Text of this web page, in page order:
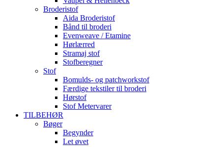
Broderistof
Aida Broderistof
Bånd til broderi
Evenweave / Etamine
Hørlærred
Stramaj stof
Stofberegner
Stof
Bomulds- og patchworkstof
Færdige tekstiler til broderi
Hørstof
Stof Metervarer
TILBEHØR
Bøger
Begynder
Let øvet